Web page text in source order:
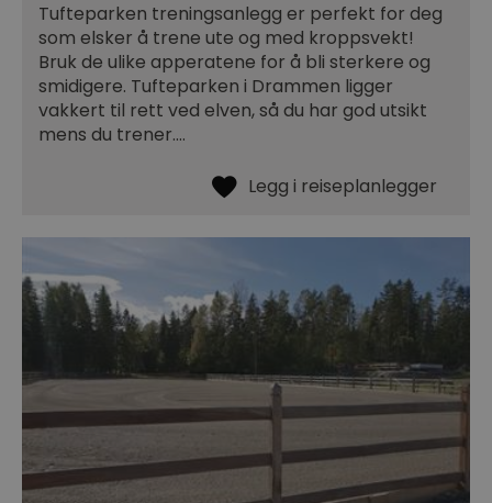
Tufteparken treningsanlegg er perfekt for deg
som elsker å trene ute og med kroppsvekt!
Bruk de ulike apperatene for å bli sterkere og
smidigere. Tufteparken i Drammen ligger
vakkert til rett ved elven, så du har god utsikt
mens du trener.…